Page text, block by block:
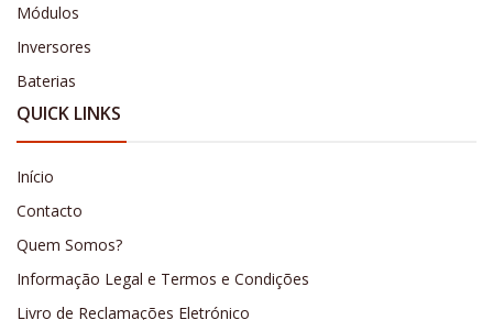
Módulos
Inversores
Baterias
QUICK LINKS
Início
Contacto
Quem Somos?
Informação Legal e Termos e Condições
Livro de Reclamações Eletrónico